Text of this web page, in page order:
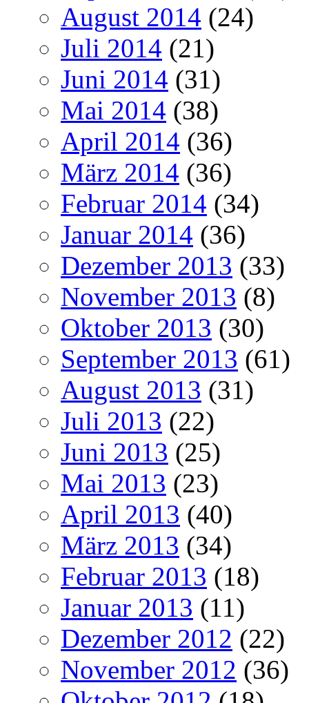
August 2014 (24)
Juli 2014 (21)
Juni 2014 (31)
Mai 2014 (38)
April 2014 (36)
März 2014 (36)
Februar 2014 (34)
Januar 2014 (36)
Dezember 2013 (33)
November 2013 (8)
Oktober 2013 (30)
September 2013 (61)
August 2013 (31)
Juli 2013 (22)
Juni 2013 (25)
Mai 2013 (23)
April 2013 (40)
März 2013 (34)
Februar 2013 (18)
Januar 2013 (11)
Dezember 2012 (22)
November 2012 (36)